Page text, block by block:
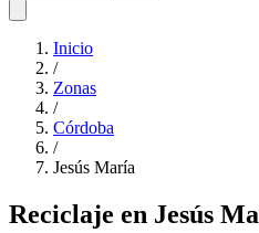
Inicio
/
Zonas
/
Córdoba
/
Jesús María
Reciclaje en Jesús